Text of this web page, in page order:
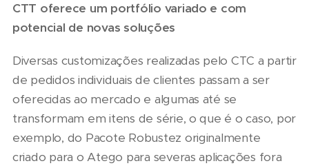
CTT oferece um portfólio variado e com
potencial de novas soluções
Diversas customizações realizadas pelo CTC a partir
de pedidos individuais de clientes passam a ser
oferecidas ao mercado e algumas até se
transformam em itens de série, o que é o caso, por
exemplo, do Pacote Robustez originalmente
criado para o Atego para severas aplicações fora